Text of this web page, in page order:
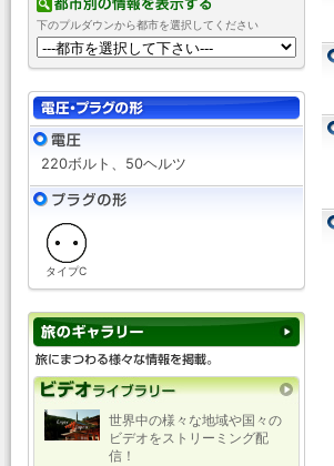
下のプルダウンから都市を選択してください
220ボルト、50ヘルツ
タイプC
世界中の様々な地域や国々の
ビデオをストリーミング配
信！